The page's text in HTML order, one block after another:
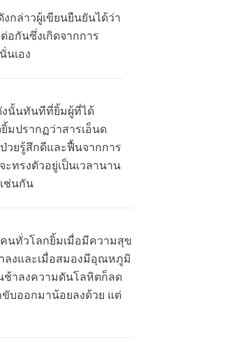
กล่าวผู้เขียนยืนยันได้ว่า
อกันซึ่งเกิดจากการ
นเอง
งนั้นทันทีที่ยิ้มผู้ที่ได้
มปรากฏว่าสารเอ็นด
วยรู้สึกดีและฟื้นจากการ
ทรงตัวอยู่เป็นเวลานาน
ช่นกัน
คนทั่วโลกยิ้มเมื่อมีความสุข
ลงและเมื่อสมองมีอุณหภูมิ
ช้าลงความดันโลหิตก็ลด
ขับออกมาน้อยลงด้วย แต่